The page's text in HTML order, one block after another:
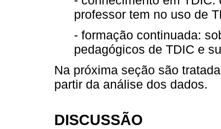
professor tem no uso de
- formação continuada:
pedagógicos de TDIC e
Na próxima seção são
partir da análise dos dados.
DISCUSSÃO